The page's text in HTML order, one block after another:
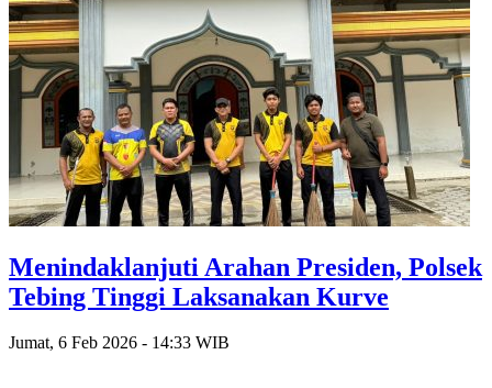
Menindaklanjuti Arahan Presiden, Polsek
Tebing Tinggi Laksanakan Kurve
Jumat, 6 Feb 2026 - 14:33 WIB